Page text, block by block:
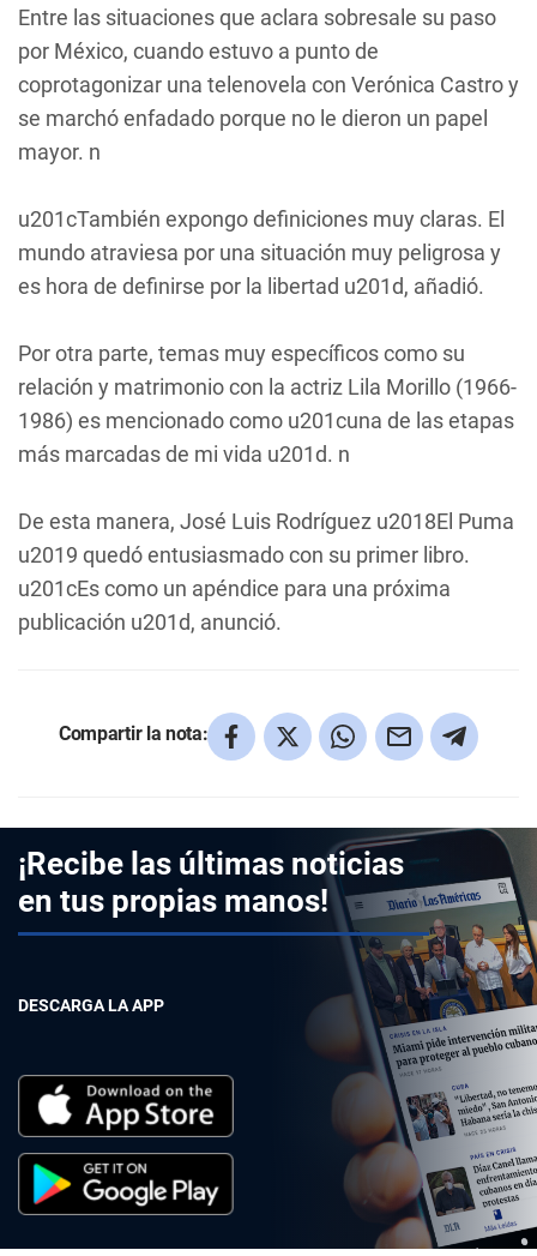
Entre las situaciones que aclara sobresale su paso
por México, cuando estuvo a punto de
coprotagonizar una telenovela con Verónica Castro y
se marchó enfadado porque no le dieron un papel
mayor. n
u201cTambién expongo definiciones muy claras. El
mundo atraviesa por una situación muy peligrosa y
es hora de definirse por la libertad u201d, añadió.
Por otra parte, temas muy específicos como su
relación y matrimonio con la actriz Lila Morillo (1966-
1986) es mencionado como u201cuna de las etapas
más marcadas de mi vida u201d. n
De esta manera, José Luis Rodríguez u2018El Puma
u2019 quedó entusiasmado con su primer libro.
u201cEs como un apéndice para una próxima
publicación u201d, anunció.
Compartir la nota:
¡Recibe las últimas noticias
en tus propias manos!
DESCARGA LA APP